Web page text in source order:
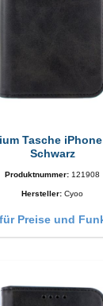
Tasche
Schwarz
Produktnummer: 121908
Hersteller: Cyoo
Preise und